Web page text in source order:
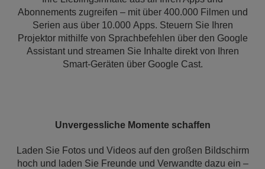
Abonnements zugreifen – mit über 400.000 Filmen und
Serien aus über 10.000 Apps. Steuern Sie Ihren
Projektor mithilfe von Sprachbefehlen über den Google
Assistant und streamen Sie Inhalte direkt von Ihren
Smart-Geräten über Google Cast.
Unvergessliche Momente schaffen
Laden Sie Fotos und Videos auf den großen Bildschirm
hoch und laden Sie Freunde und Verwandte dazu ein –